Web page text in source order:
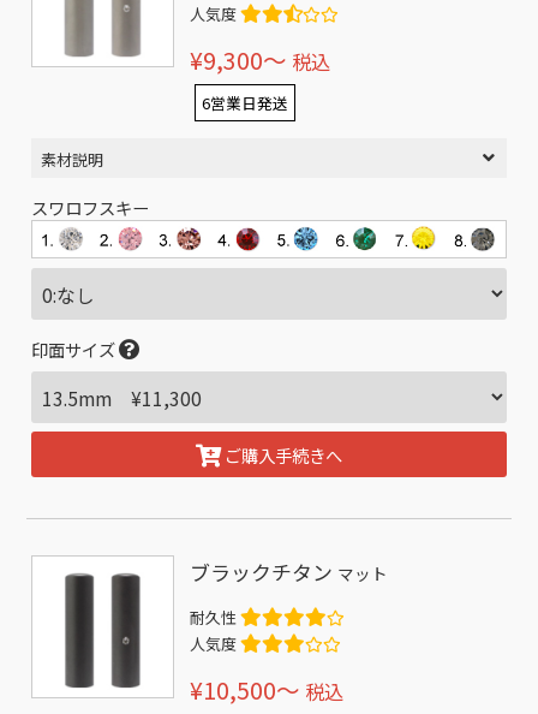
人気度
¥9,300〜 税込
6営業日発送
素材説明
スワロフスキー
印面サイズ
ご購入手続きへ
ブラックチタン マット
耐久性
人気度
¥10,500〜 税込